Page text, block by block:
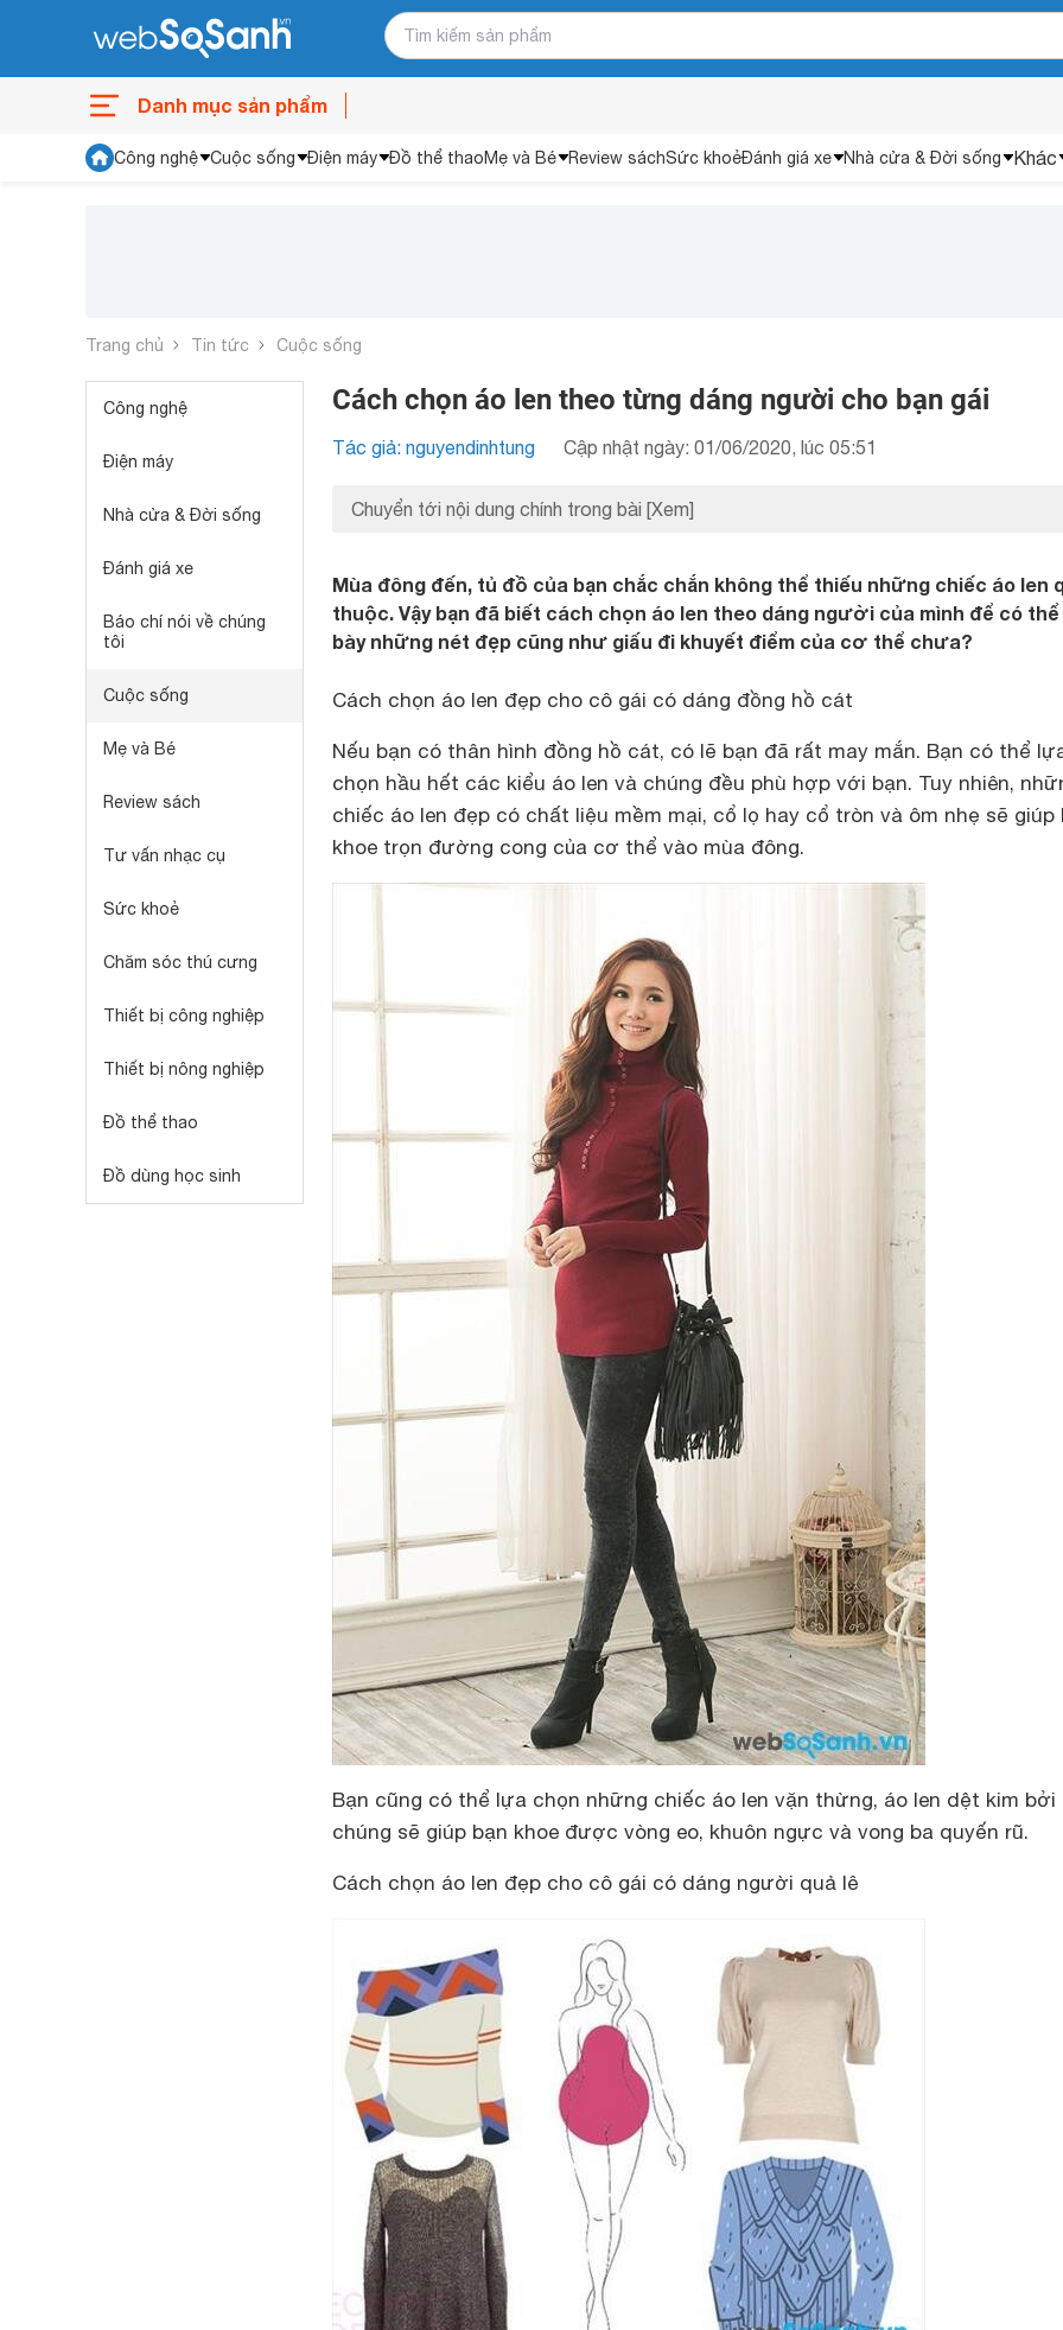
Danh mục sản phẩm
Công nghệ Cuộc sống Điện máy Đồ thể thaoMẹ và Bé Review sáchSức khoẻĐánh giá xe Nhà cửa & Đời sống Khác
Trang chủ Tin tức Cuộc sống
Công nghệ
Điện máy
Nhà cửa & Đời sống
Đánh giá xe
Báo chí nói về chúng
tôi
Cuộc sống
Mẹ và Bé
Review sách
Tư vấn nhạc cụ
Sức khoẻ
Chăm sóc thú cưng
Thiết bị công nghiệp
Thiết bị nông nghiệp
Đồ thể thao
Đồ dùng học sinh
Cách chọn áo len theo từng dáng người cho bạn gái
Tác giả: nguyendinhtung Cập nhật ngày: 01/06/2020, lúc 05:51
Chuyển tới nội dung chính trong bài [Xem]
Mùa đông đến, tủ đồ của bạn chắc chắn không thể thiếu những chiếc áo len
thuộc. Vậy bạn đã biết cách chọn áo len theo dáng người của mình để có thể
bày những nét đẹp cũng như giấu đi khuyết điểm của cơ thể chưa?
Cách chọn áo len đẹp cho cô gái có dáng đồng hồ cát
Nếu bạn có thân hình đồng hồ cát, có lẽ bạn đã rất may mắn. Bạn có thể
chọn hầu hết các kiểu áo len và chúng đều phù hợp với bạn. Tuy nhiên,
chiếc áo len đẹp có chất liệu mềm mại, cổ lọ hay cổ tròn và ôm nhẹ sẽ giúp
khoe trọn đường cong của cơ thể vào mùa đông.
Bạn cũng có thể lựa chọn những chiếc áo len vặn thừng, áo len dệt kim bởi
chúng sẽ giúp bạn khoe được vòng eo, khuôn ngực và vong ba quyến rũ.
Cách chọn áo len đẹp cho cô gái có dáng người quả lê